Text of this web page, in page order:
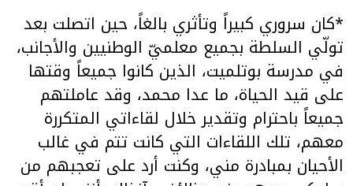
*كان سروري كبيراً وتأثري بالغاً، حين اتصلت بعد
تولّي السلطة بجميع معلميّ الوطنيين والأجانب،
في مدرسة بوتلميت، الذين كانوا جميعاً وقتها
على قيد الحياة، ما عدا محمد، وقد عاملتهم
جميعاً باحترام وتقدير خلال لقاءاتي المتكررة
معهم، تلك اللقاءات التي كانت تتم في غالب
الأحيان بمبادرة مني، وكنت أرد على تعجبهم من